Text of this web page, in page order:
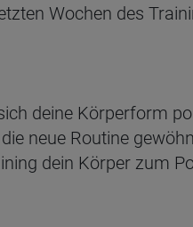
Wochen des
deine Körperform
neue Routine
dein Körper zum